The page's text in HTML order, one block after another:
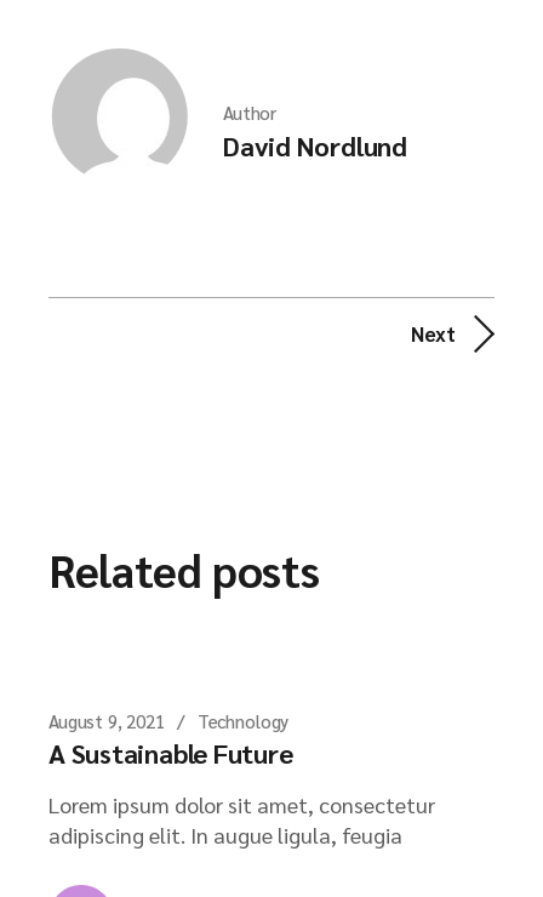
Author
David Nordlund
Next
Related posts
August 9, 2021 Technology
A Sustainable Future
Lorem ipsum dolor sit amet, consectetur
adipiscing elit. In augue ligula, feugia